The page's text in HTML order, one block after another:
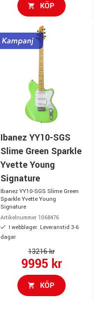
KÖP
Ibanez YY10-SGS
Slime Green Sparkle
Yvette Young
Signature
Ibanez YY10-SGS Slime Green
Sparkle Yvette Young
Signature
Artikelnummer 1068476
I webblager. Leveranstid 3-6
dagar
13216 kr
9995 kr
KÖP